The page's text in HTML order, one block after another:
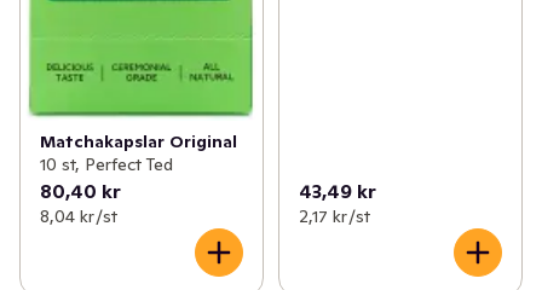
Matchakapslar Original
10 st, Perfect Ted
80,40 kr
8,04 kr /st
43,49 kr
2,17 kr /st